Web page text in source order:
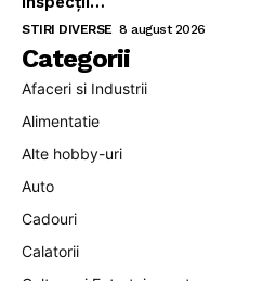
STIRI DIVERSE 8 august 2026
Categorii
Afaceri si Industrii
Alimentatie
Alte hobby-uri
Auto
Cadouri
Calatorii